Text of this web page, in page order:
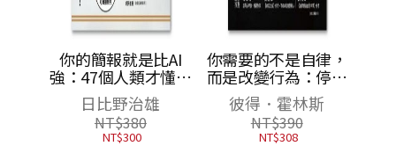
你的簡報就是比AI
強：47個人類才懂的
PPT技巧
日比野治雄
NT$380
NT$300
你需要的不是自律，
而是改變行為：停止
對抗大腦本能，讓對
的選擇變簡單
彼得．霍林斯
NT$390
NT$308